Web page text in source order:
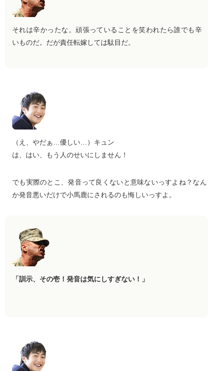
それは辛かったな。頑張っていることを笑われたら誰でも辛
いものだ。だが責任転嫁しては駄目だ。
（え、やだぁ…優しい…）キュン
は、はい、もう人のせいにしません！
でも実際のとこ、発音って良くないと意味ないっすよね？なん
か発音悪いだけで小馬鹿にされるのも悔しいっすよ。
「訓示、その壱！発音は気にしすぎない！」